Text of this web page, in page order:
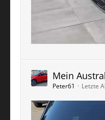
Mein Austral
Peter61 Letzte